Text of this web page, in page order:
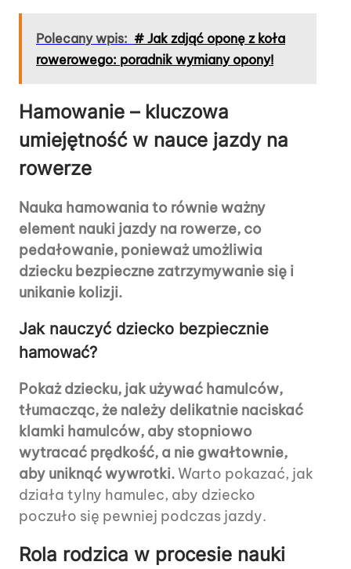
Polecany wpis: # Jak zdjąć oponę z koła
rowerowego: poradnik wymiany opony!
Hamowanie – kluczowa
umiejętność w nauce jazdy na
rowerze
Nauka hamowania to równie ważny
element nauki jazdy na rowerze, co
pedałowanie, ponieważ umożliwia
dziecku bezpieczne zatrzymywanie się i
unikanie kolizji.
Jak nauczyć dziecko bezpiecznie
hamować?
Pokaż dziecku, jak używać hamulców,
tłumacząc, że należy delikatnie naciskać
klamki hamulców, aby stopniowo
wytracać prędkość, a nie gwałtownie,
aby uniknąć wywrotki. Warto pokazać, jak
działa tylny hamulec, aby dziecko
poczuło się pewniej podczas jazdy.
Rola rodzica w procesie nauki